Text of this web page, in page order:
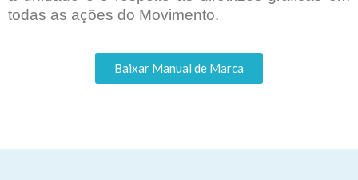
todas as ações do Movimento.
Baixar Manual de Marca